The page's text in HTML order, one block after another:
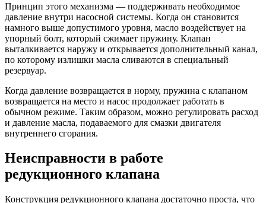
Принцип этого механизма — поддерживать необходимое
давление внутри насосной системы. Когда он становится
намного выше допустимого уровня, масло воздействует на
упорный болт, который сжимает пружину. Клапан
выталкивается наружу и открывается дополнительный канал,
по которому излишки масла сливаются в специальный
резервуар.
Когда давление возвращается в норму, пружина с клапаном
возвращается на место и насос продолжает работать в
обычном режиме. Таким образом, можно регулировать расход
и давление масла, подаваемого для смазки двигателя
внутреннего сгорания.
Неисправности в работе
редукционного клапана
Конструкция редукционного клапана достаточно проста, что